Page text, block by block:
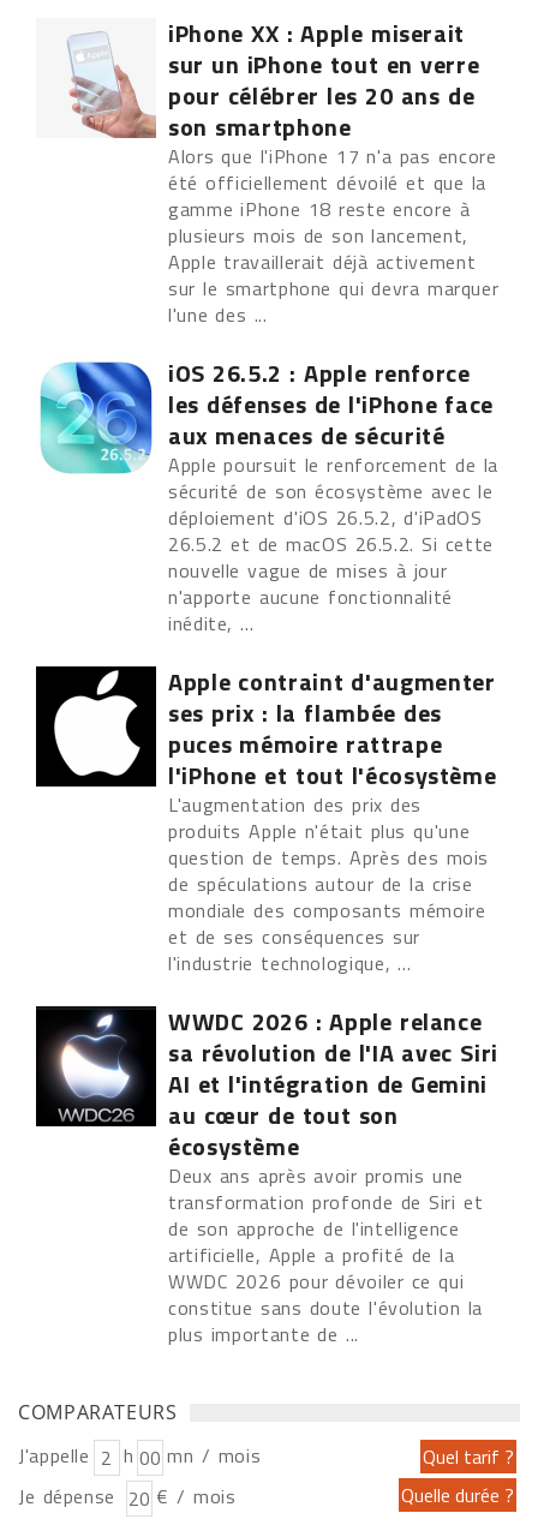
iPhone XX : Apple miserait
sur un iPhone tout en verre
pour célébrer les 20 ans de
son smartphone
Alors que l'iPhone 17 n'a pas encore
été officiellement dévoilé et que la
gamme iPhone 18 reste encore à
plusieurs mois de son lancement,
Apple travaillerait déjà activement
sur le smartphone qui devra marquer
l'une des ...
iOS 26.5.2 : Apple renforce
les défenses de l'iPhone face
aux menaces de sécurité
Apple poursuit le renforcement de la
sécurité de son écosystème avec le
déploiement d'iOS 26.5.2, d'iPadOS
26.5.2 et de macOS 26.5.2. Si cette
nouvelle vague de mises à jour
n'apporte aucune fonctionnalité
inédite, ...
Apple contraint d'augmenter
ses prix : la flambée des
puces mémoire rattrape
l'iPhone et tout l'écosystème
L'augmentation des prix des
produits Apple n'était plus qu'une
question de temps. Après des mois
de spéculations autour de la crise
mondiale des composants mémoire
et de ses conséquences sur
l'industrie technologique, ...
WWDC 2026 : Apple relance
sa révolution de l'IA avec Siri
AI et l'intégration de Gemini
au cœur de tout son
écosystème
Deux ans après avoir promis une
transformation profonde de Siri et
de son approche de l'intelligence
artificielle, Apple a profité de la
WWDC 2026 pour dévoiler ce qui
constitue sans doute l'évolution la
plus importante de ...
COMPARATEURS
J'appelle h
mn / mois
Je dépense
€ / mois